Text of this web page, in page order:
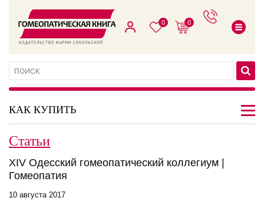
0 0
КАК КУПИТЬ
Статьи
XIV Одесский гомеопатический коллегиум |
Гомеопатия
10 августа 2017